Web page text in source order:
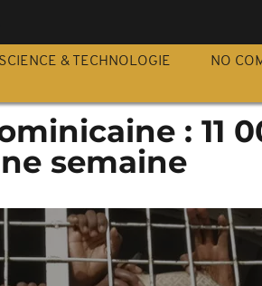
SCIENCE & TECHNOLOGIE NO
: 11
semaine